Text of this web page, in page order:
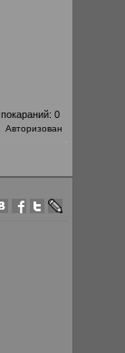
покараний: 0
Авторизован